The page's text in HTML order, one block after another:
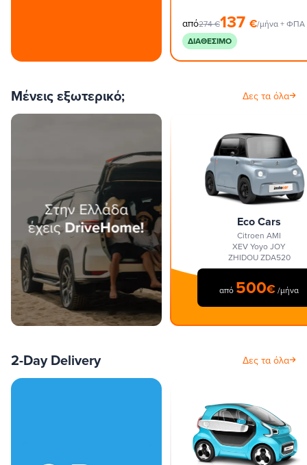
από274€137 €/μήνα + ΦΠΑ
ΔΙΑΘΈΣΙΜΟ
Μένεις εξωτερικό; Δες τα όλα
Eco Cars
Citroen AMI
XEV Yoyo JOY
ZHIDOU ZDA520
από 500€/μήνα
2-Day Delivery Δες τα όλα